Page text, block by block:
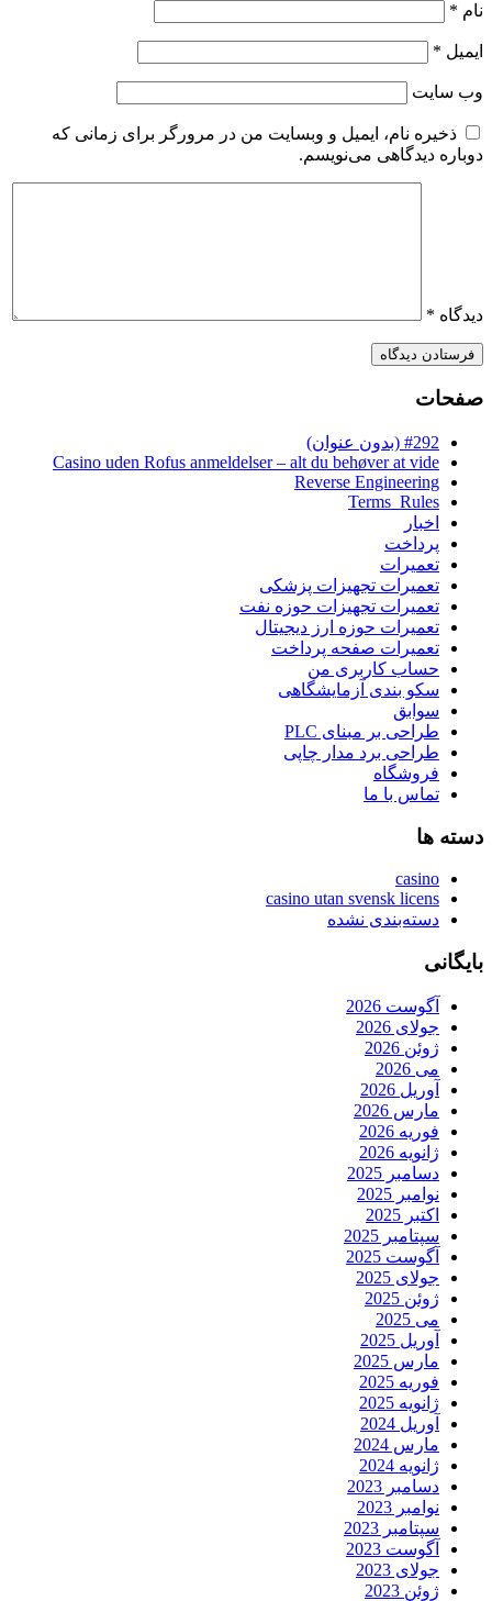
نام *
ایمیل *
وب‌ سایت
ذخیره نام، ایمیل و وبسایت من در مرورگر برای زمانی که
دوباره دیدگاهی می‌نویسم.
دیدگاه *
صفحات
#292 (بدون عنوان)
Casino uden Rofus anmeldelser – alt du behøver at vide
Reverse Engineering
Terms_Rules
اخبار
پرداخت
تعمیرات
تعمیرات تجهیزات پزشکی
تعمیرات تجهیزات حوزه نفت
تعمیرات حوزه ارز دیجیتال
تعمیرات صفحه پرداخت
حساب کاربری من
سکو بندی آزمایشگاهی
سوابق
طراحی بر مبنای PLC
طراحی برد مدار چاپی
فروشگاه
تماس با ما
دسته ها
casino
casino utan svensk licens
دسته‌بندی نشده
بایگانی
آگوست 2026
جولای 2026
ژوئن 2026
می 2026
آوریل 2026
مارس 2026
فوریه 2026
ژانویه 2026
دسامبر 2025
نوامبر 2025
اکتبر 2025
سپتامبر 2025
آگوست 2025
جولای 2025
ژوئن 2025
می 2025
آوریل 2025
مارس 2025
فوریه 2025
ژانویه 2025
آوریل 2024
مارس 2024
ژانویه 2024
دسامبر 2023
نوامبر 2023
سپتامبر 2023
آگوست 2023
جولای 2023
ژوئن 2023